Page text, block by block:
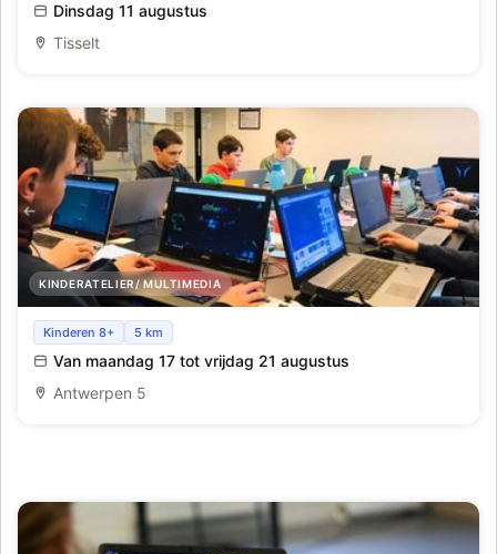
armband
Dinsdag 11 augustus
Tisselt
KINDERATELIER/ MULTIMEDIA
Studio Scratch_Antwerpen_Zomer 8
Kinderen 8+ 5 km
Van maandag 17 tot vrijdag 21 augustus
Antwerpen 5